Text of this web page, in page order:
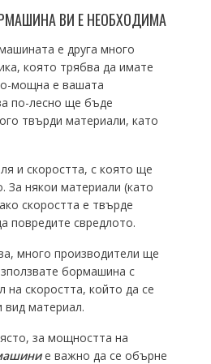
ВИ Е НЕОБХОДИМА
е друга много
която трябва да имате
мощна е вашата
по-лесно ще бъде
твърди материали, като
и скоростта, с която ще
За някои материали (като
скоростта е твърде
повредите свредлото.
много производители ще
бормашина с
на скоростта, който да се
вид материал.
за мощността на
е важно да се обърне